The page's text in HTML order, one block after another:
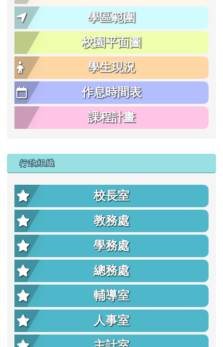
學區範圍
校園平面圖
學生現況
作息時間表
課程計畫
行政組織
校長室
教務處
學務處
總務處
輔導室
人事室